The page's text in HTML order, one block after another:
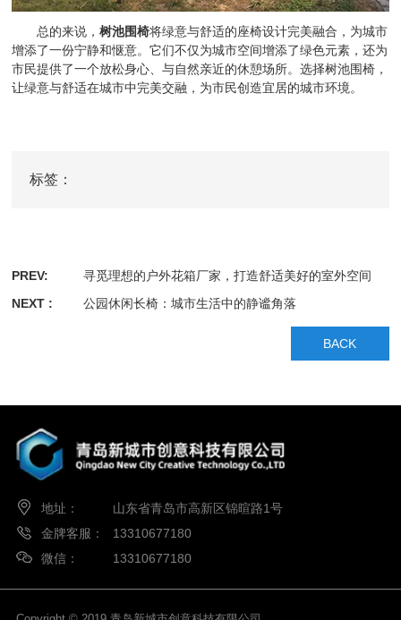
总的来说，树池围椅将绿意与舒适的座椅设计完美融合，为城市
增添了一份宁静和惬意。它们不仅为城市空间增添了绿色元素，还为
市民提供了一个放松身心、与自然亲近的休憩场所。选择树池围椅，
让绿意与舒适在城市中完美交融，为市民创造宜居的城市环境。
标签：
PREV:
寻觅理想的户外花箱厂家，打造舒适美好的室外空间
NEXT :
公园休闲长椅：城市生活中的静谧角落
BACK
地址：
山东省青岛市高新区锦暄路1号
金牌客服：
13310677180
微信：
13310677180